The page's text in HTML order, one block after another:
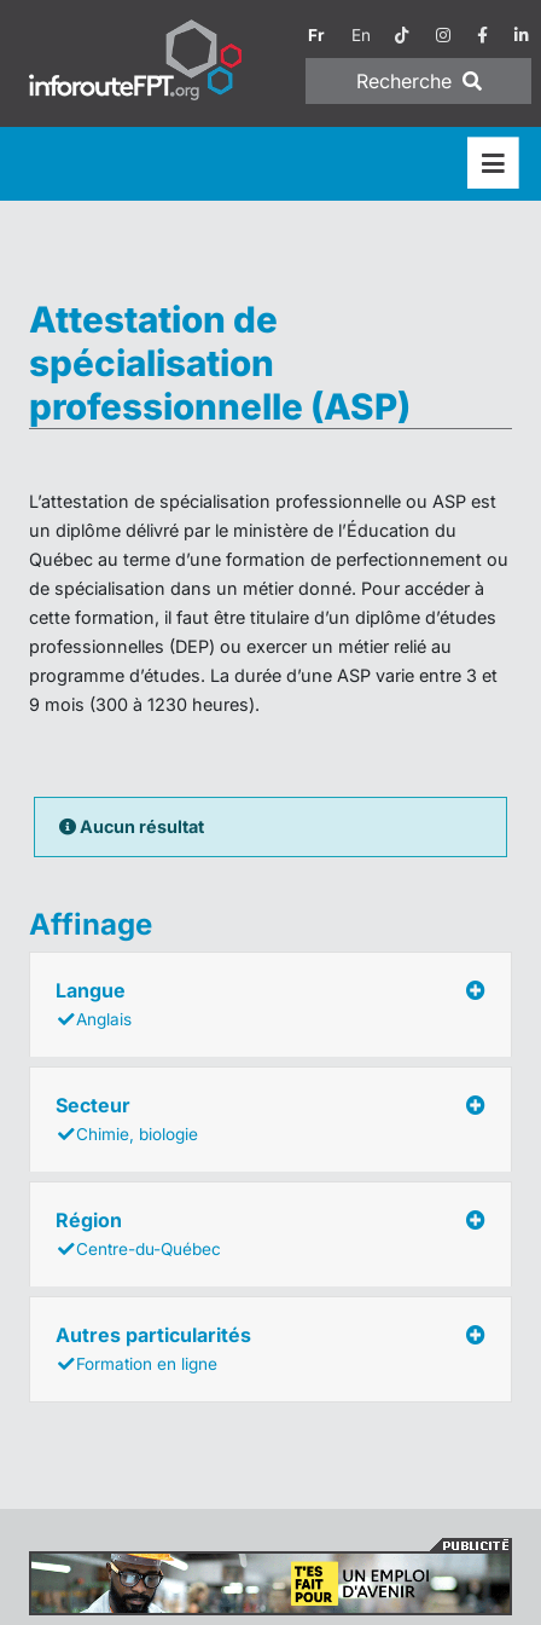
Fr En
Recherche
Attestation de
spécialisation
professionnelle (ASP)
L’attestation de spécialisation professionnelle ou ASP est
un diplôme délivré par le ministère de l’Éducation du
Québec au terme d’une formation de perfectionnement ou
de spécialisation dans un métier donné. Pour accéder à
cette formation, il faut être titulaire d’un diplôme d’études
professionnelles (DEP) ou exercer un métier relié au
programme d’études. La durée d’une ASP varie entre 3 et
9 mois (300 à 1230 heures).
Aucun résultat
Affinage
Langue
Anglais
Secteur
Chimie, biologie
Région
Centre-du-Québec
Autres particularités
Formation en ligne